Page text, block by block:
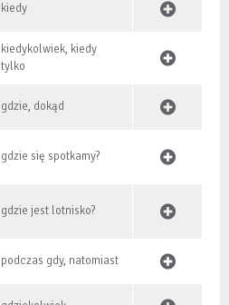
kiedy
kiedykolwiek, kiedy
tylko
gdzie, dokąd
gdzie się spotkamy?
gdzie jest lotnisko?
podczas gdy, natomiast